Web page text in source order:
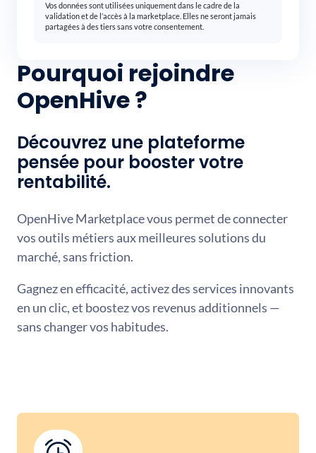
Pourquoi rejoindre
OpenHive ?
Découvrez une plateforme
pensée pour booster votre
rentabilité.
OpenHive Marketplace vous permet de connecter
vos outils métiers aux meilleures solutions du
marché, sans friction.
Gagnez en efficacité, activez des services innovants
en un clic, et boostez vos revenus additionnels —
sans changer vos habitudes.
Vos données sont utilisées uniquement dans le cadre de la
validation et de l’accès à la marketplace. Elles ne seront jamais
partagées à des tiers sans votre consentement.